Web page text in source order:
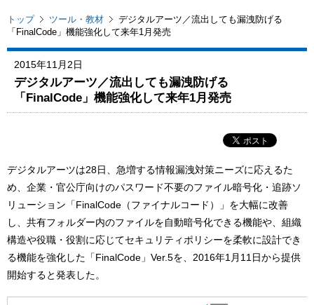
トップ ツール・教材
デジタルアーツ／流出しても漏洩防げる
「FinalCode」機能強化して来年1月発売
2015年11月2日
デジタルアーツ／流出しても漏洩防げる
「FinalCode」機能強化して来年1月発売
デジタルアーツは28日、急増する情報漏洩対策ニーズに応えるた
め、企業・官公庁向けのパスワード不要のファイル暗号化・追跡ソ
リューション「FinalCode（ファイナルコード）」を大幅に改善
し、共有フォルダー内のファイルを自動暗号化できる機能や、組織
構造や役職・役割に応じてセキュリティポリシーを柔軟に設計でき
る機能を強化した「FinalCode」Ver.5を、2016年1月11日から提供
開始すると発表した。